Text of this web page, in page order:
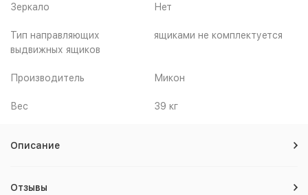
Зеркало Нет
Тип направляющих
выдвижных ящиков
ящиками не комплектуется
Производитель Микон
Вес 39 кг
Описание
Отзывы